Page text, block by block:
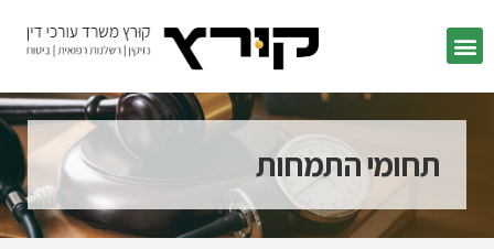
תחומי התמחות